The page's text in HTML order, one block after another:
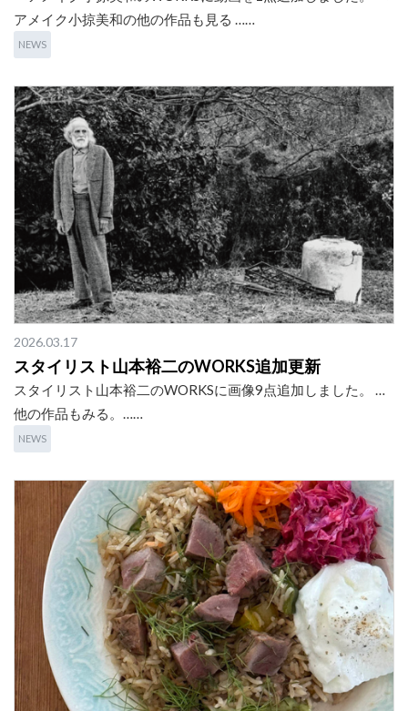
アメイク小掠美和の他の作品も見る ……
NEWS
2026.03.17
スタイリスト山本裕二のWORKS追加更新
スタイリスト山本裕二のWORKSに画像9点追加しました。 …
他の作品もみる。……
NEWS